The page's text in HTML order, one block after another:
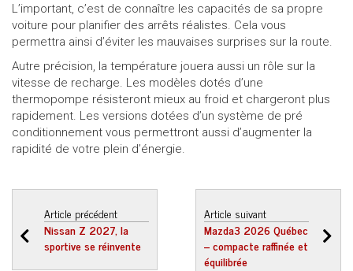
L’important, c’est de connaître les capacités de sa propre
voiture pour planifier des arrêts réalistes. Cela vous
permettra ainsi d’éviter les mauvaises surprises sur la route.
Autre précision, la température jouera aussi un rôle sur la
vitesse de recharge. Les modèles dotés d’une
thermopompe résisteront mieux au froid et chargeront plus
rapidement. Les versions dotées d’un système de pré
conditionnement vous permettront aussi d’augmenter la
rapidité de votre plein d’énergie.
Article précédent
Nissan Z 2027, la
sportive se réinvente
Article suivant
Mazda3 2026 Québec
– compacte raffinée et
équilibrée